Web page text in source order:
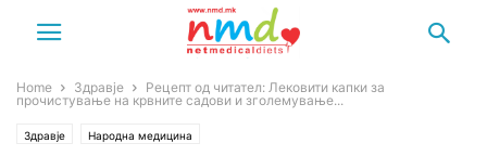
Home Здравје
Рецепт од читател: Лековити капки за
прочистување на крвните садови и зголемување...
Здравје Народна медицина